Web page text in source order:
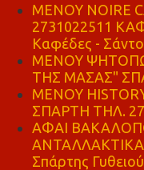
MENOY NOIRE
2731022511
Καφέδες -
ΜΕΝΟΥ
ΤΗΣ ΜΑΣΑΣ"
ΜΕΝΟΥ
ΣΠΑΡΤΗ ΤΗΛ.
ΑΦΑΙ
Σπάρτης